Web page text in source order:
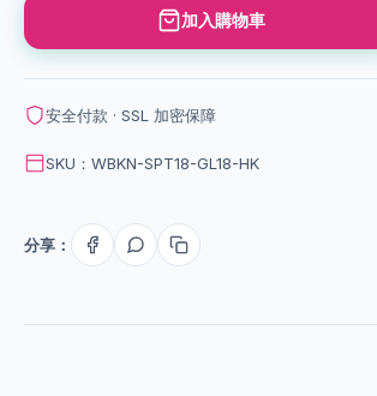
加入購物車
安全付款 · SSL 加密保障
SKU：WBKN-SPT18-GL18-HK
分享：